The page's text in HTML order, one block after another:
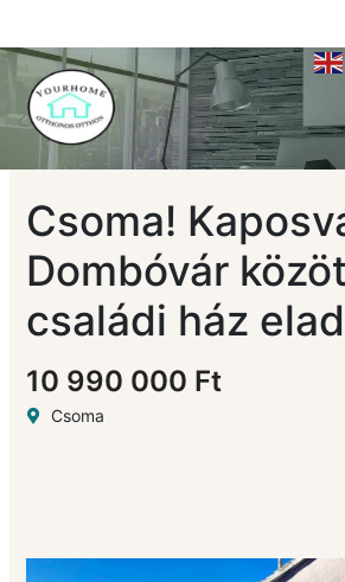
content
Csoma!
Dombóvár
családi ház
10 990 000 Ft
Csoma